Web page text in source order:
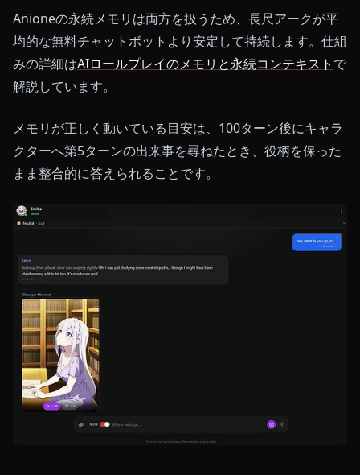
Anioneの永続メモリは両方を扱うため、長尺アークが平
均的な無料チャットボットより安定して持続します。仕組
みの詳細はAIロールプレイのメモリと永続コンテキスト で
解説しています。
メモリが正しく動いている目安は、100ターン後にキャラ
クターへ第5ターンの出来事を尋ねたとき、役柄を保った
まま整合的に答えられることです。